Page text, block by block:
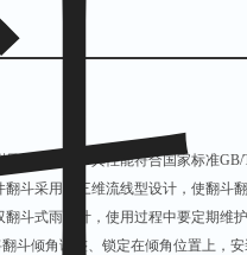
次仪表，其性能符合国家标准GB/
斗采用了三维流线型设计，使翻斗
斗式雨量计，使用过程中要定期维
倾角调整、锁定在倾角位置上，安